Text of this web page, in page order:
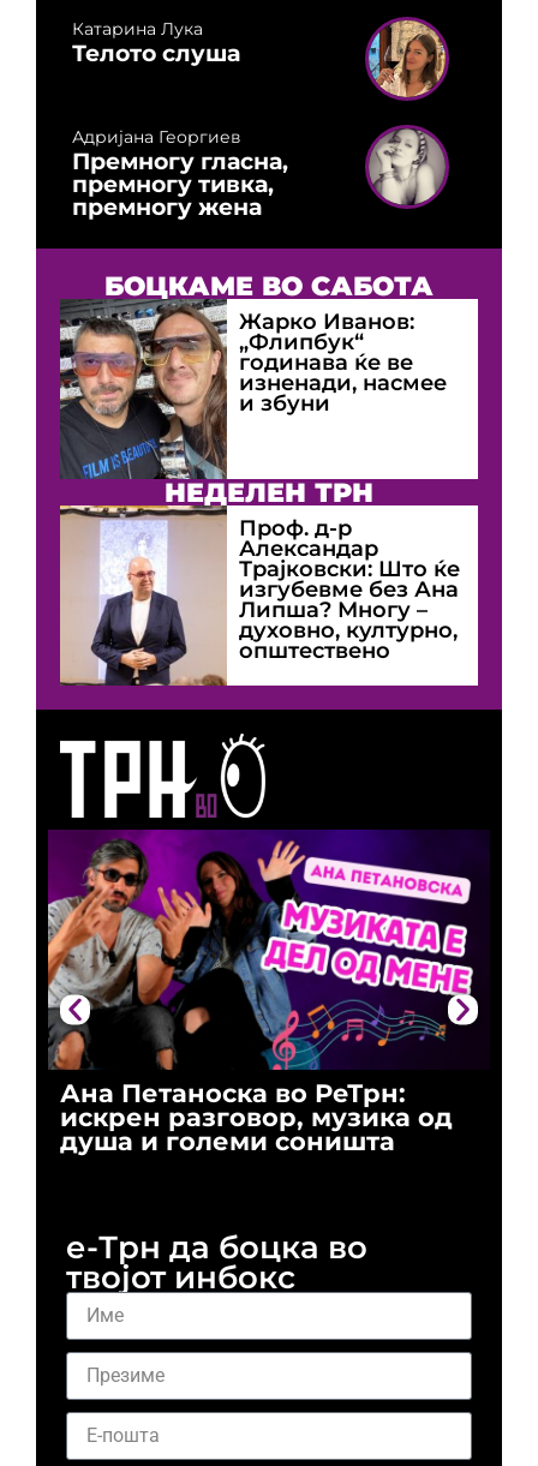
Ана Петаноска во РеТрн:
искрен разговор, музика од
душа и големи соништа
Катарина Лука
Телото слуша
Адријана Георгиев
Премногу гласна,
премногу тивка,
премногу жена
БОЦКАМЕ ВО САБОТА
Жарко Иванов:
„Флипбук“
годинава ќе ве
изненади, насмее
и збуни
НЕДЕЛЕН ТРН
Проф. д-р
Александар
Трајковски: Што ќе
изгубевме без Ана
Липша? Многу –
духовно, културно,
општествено
е-Трн да боцка во
твојот инбокс